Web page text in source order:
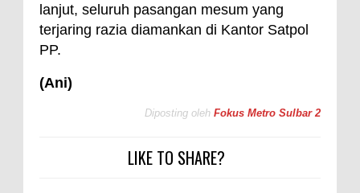
lanjut, seluruh pasangan mesum yang
terjaring razia diamankan di Kantor Satpol
PP.
(Ani)
Diposting oleh Fokus Metro Sulbar 2
LIKE TO SHARE?